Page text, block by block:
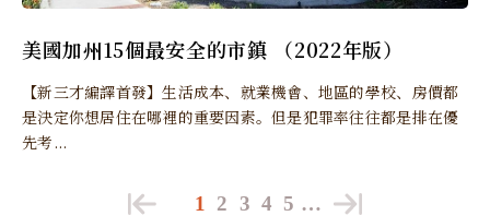
美國加州15個最安全的市鎮 （2022年版）
【新三才編譯首發】生活成本、就業機會、地區的學校、房價都
是決定你想居住在哪裡的重要因素。但是犯罪率往往都是排在優
先考...
1 2 3 4 5 …